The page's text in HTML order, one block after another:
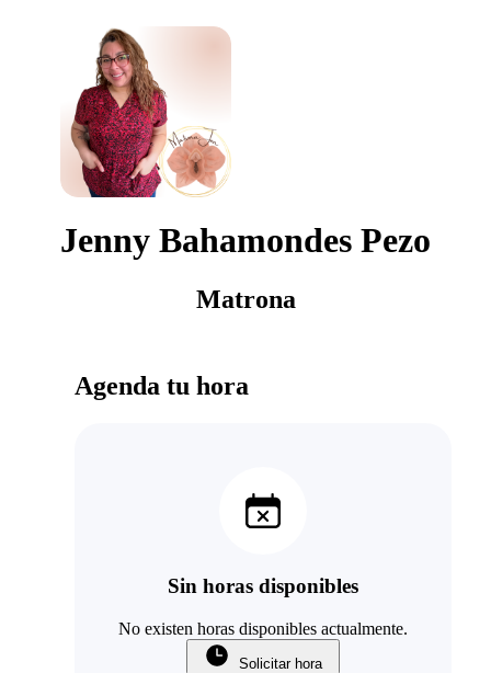
Jenny Bahamondes Pezo
Matrona
Agenda tu hora
Sin horas disponibles
No existen horas disponibles actualmente.
Solicitar hora